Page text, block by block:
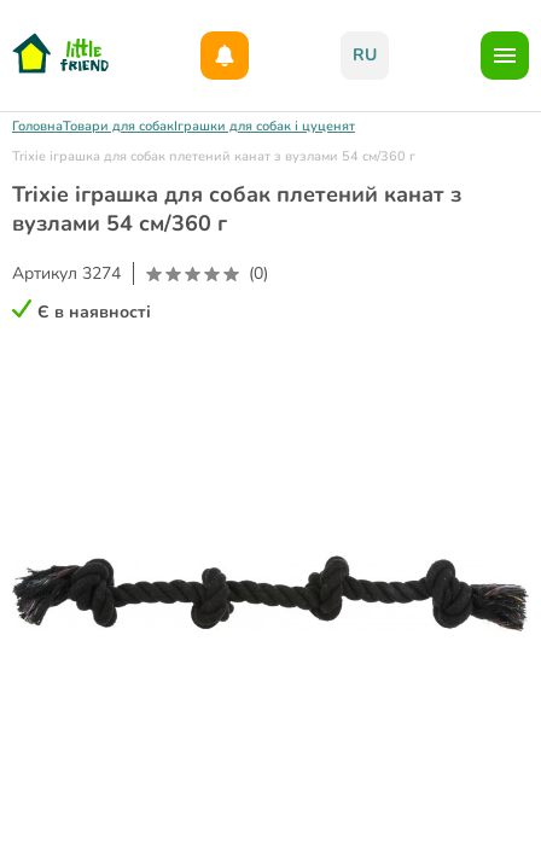
RU
ГоловнаТовари для собакІграшки для собак і цуценят
Trixie іграшка для собак плетений канат з вузлами 54 см/360 г
Trixie іграшка для собак плетений канат з
вузлами 54 см/360 г
Артикул 3274
(0)
Є в наявності